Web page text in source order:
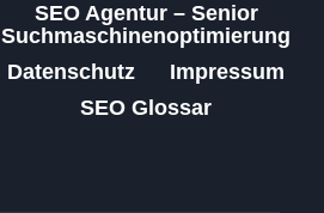
SEO Agentur – Senior
Suchmaschinenoptimierung
Datenschutz
Impressum
SEO Glossar